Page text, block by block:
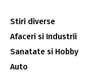
Stiri diverse
Afaceri si Industrii
Sanatate si Hobby
Auto